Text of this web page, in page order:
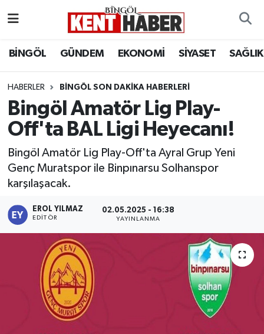
BİNGÖL GÜNDEM EKONOMİ SİYASET SAĞLIK
HABERLER BINGÖL SON DAKIKA HABERLERI
Bingöl Amatör Lig Play-
Off'ta BAL Ligi Heyecanı!
Bingöl Amatör Lig Play-Off'ta Ayral Grup Yeni
Genç Muratspor ile Binpınarsu Solhanspor
karşılaşacak.
EROL YILMAZ
EDITÖR
02.05.2025 - 16:38
YAYINLANMA
BİLİM-TEKNOLOJİ
DÜNYA
EĞİTİM
EKONOMİ
KARLIOVA
KİĞI
MERKEZ
Bingöl Hava Durumu
Bingöl Namaz Vakitleri
Bingöl Trafik Yoğunluk Haritası
Süper Lig Puan Durumu ve Fikstür
Haber Arşivi